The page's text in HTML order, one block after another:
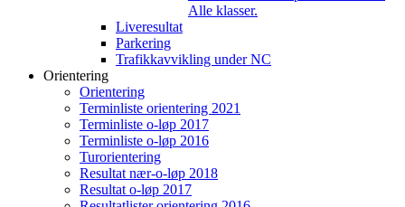
Alle klasser.
Liveresultat
Parkering
Trafikkavvikling under NC
Orientering
Orientering
Terminliste orientering 2021
Terminliste o-løp 2017
Terminliste o-løp 2016
Turorientering
Resultat nær-o-løp 2018
Resultat o-løp 2017